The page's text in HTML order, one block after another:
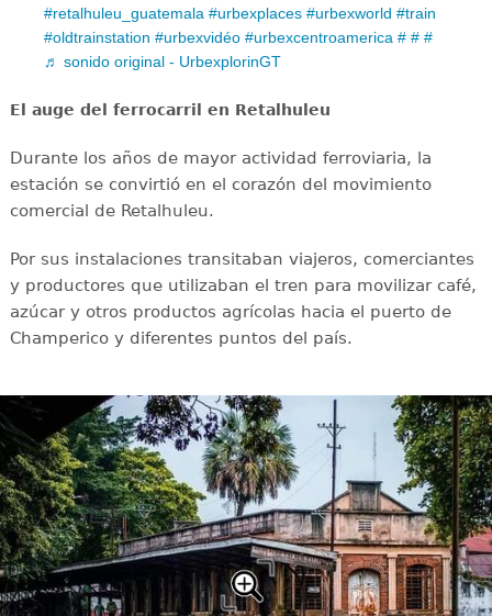
#retalhuleu_guatemala #urbexplaces #urbexworld #train
#oldtrainstation #urbexvidéo #urbexcentroamerica # #️ #️
♬ sonido original - UrbexplorinGT
El auge del ferrocarril en Retalhuleu
Durante los años de mayor actividad ferroviaria, la
estación se convirtió en el corazón del movimiento
comercial de Retalhuleu.
Por sus instalaciones transitaban viajeros, comerciantes
y productores que utilizaban el tren para movilizar café,
azúcar y otros productos agrícolas hacia el puerto de
Champerico y diferentes puntos del país.